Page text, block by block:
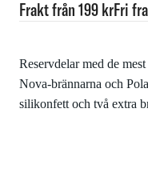
Reservdelar med de
Nova-brännarna och
silikonfett och två extra
Frakt från 199 krFri